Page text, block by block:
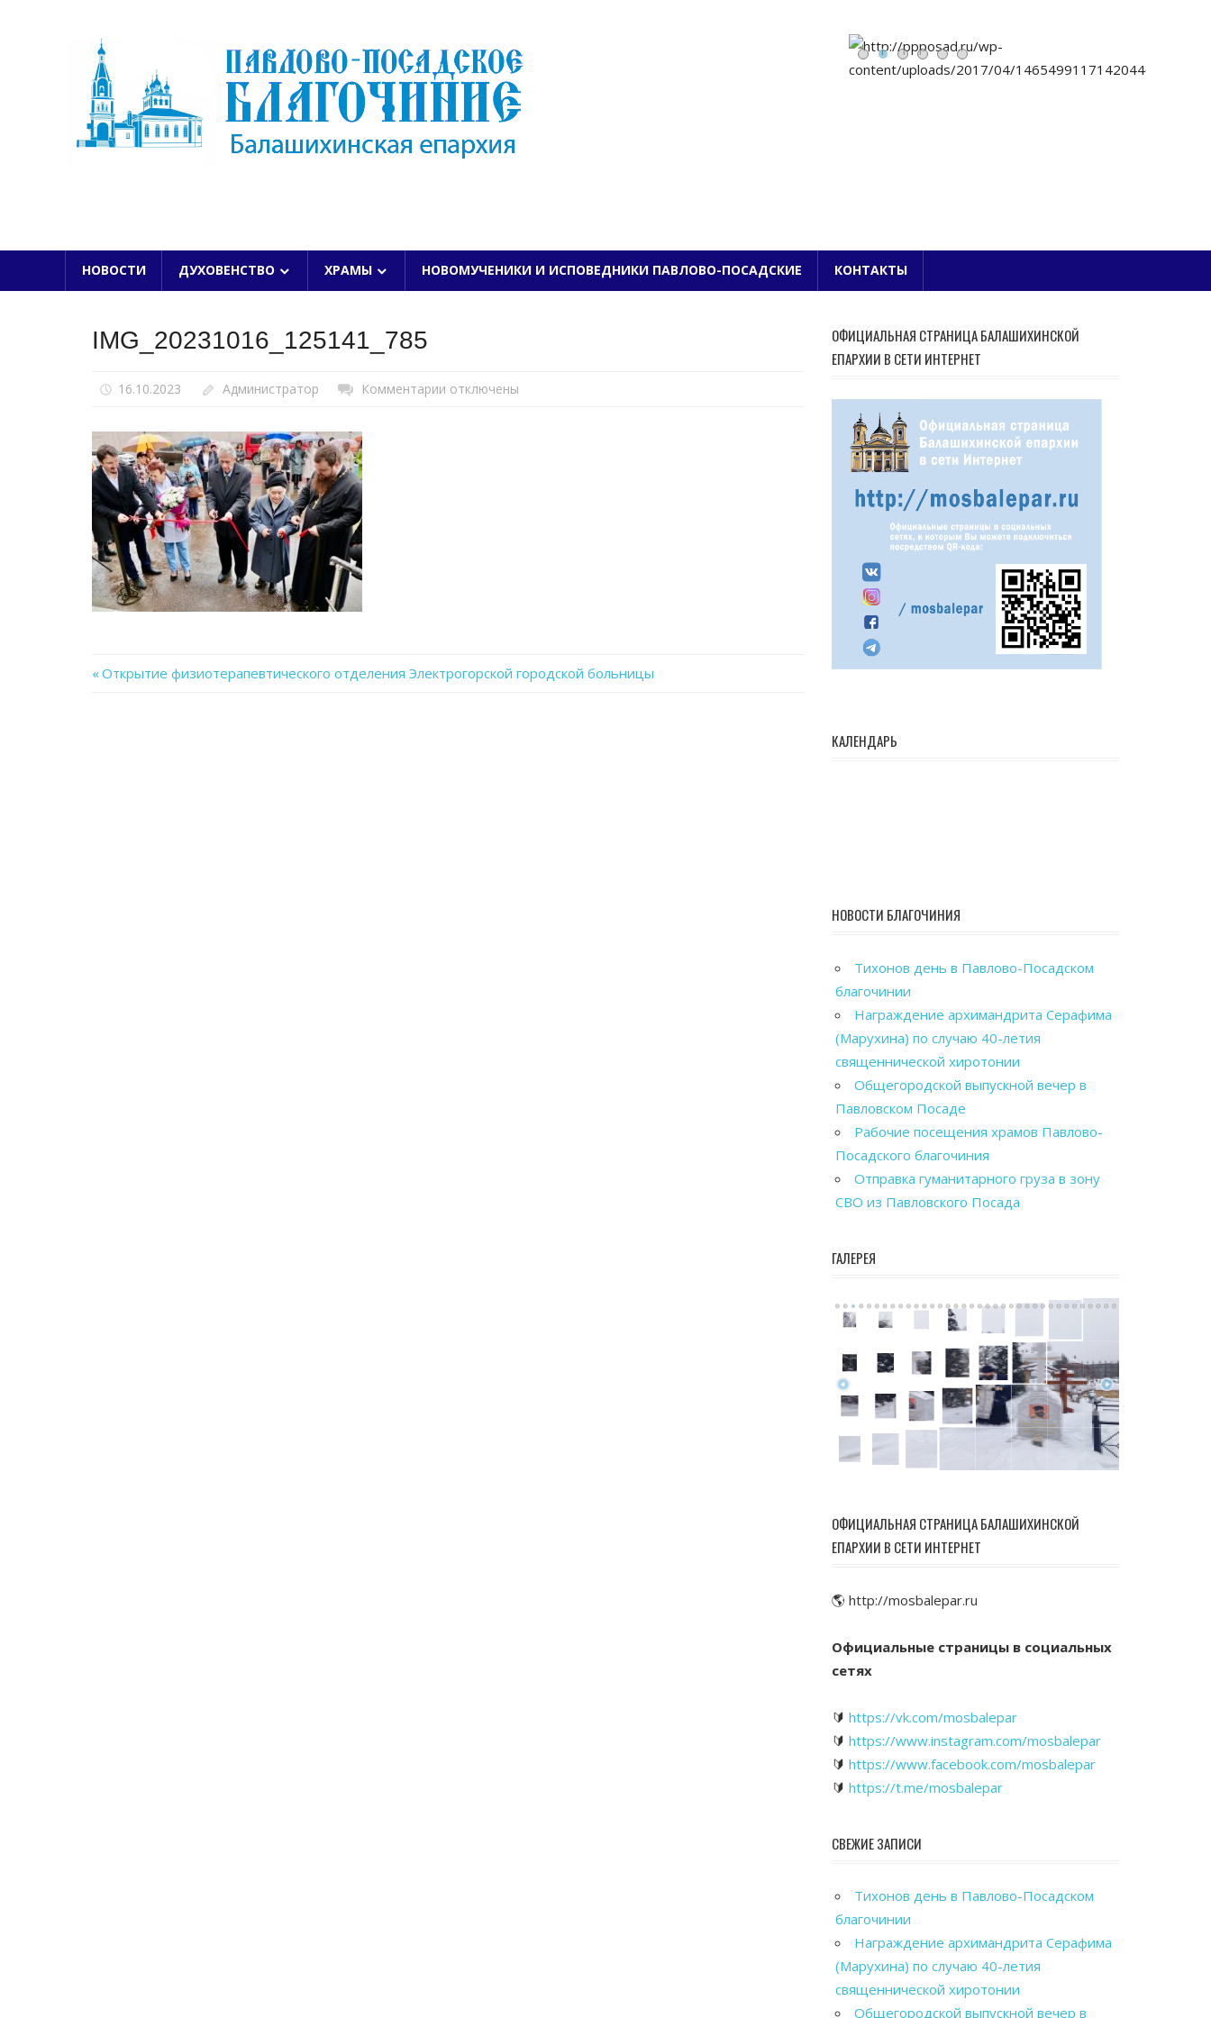
ПАВЛОВО-ПОСАДСКОЕ БЛАГОЧИНИЕ
НОВОСТИ ДУХОВЕНСТВО ХРАМЫ НОВОМУЧЕНИКИ И ИСПОВЕДНИКИ ПАВЛОВО-ПОСАДСКИЕ КОНТАКТЫ
IMG_20231016_125141_785
16.10.2023 Администратор Комментарии котключены
Previous
Открытие физиотерапевтического отделения Электрогорской городской больницы
ОФИЦИАЛЬНАЯ СТРАНИЦА БАЛАШИХИНСКОЙ
ЕПАРХИИ В СЕТИ ИНТЕРНЕТ
КАЛЕНДАРЬ
НОВОСТИ БЛАГОЧИНИЯ
Тихонов день в Павлово-Посадском
благочинии
Награждение архимандрита Серафима
(Марухина) по случаю 40-летия
священнической хиротонии
Общегородской выпускной вечер в
Павловском Посаде
Рабочие посещения храмов Павлово-
Посадского благочиния
Отправка гуманитарного груза в зону
СВО из Павловского Посада
ГАЛЕРЕЯ
ОФИЦИАЛЬНАЯ СТРАНИЦА БАЛАШИХИНСКОЙ
ЕПАРХИИ В СЕТИ ИНТЕРНЕТ
🌎 http://mosbalepar.ru
Официальные страницы в социальных
сетях
🔰 https://vk.com/mosbalepar
🔰 https://www.instagram.com/mosbalepar
🔰 https://www.facebook.com/mosbalepar
🔰 https://t.me/mosbalepar
СВЕЖИЕ ЗАПИСИ
Тихонов день в Павлово-Посадском
благочинии
Награждение архимандрита Серафима
(Марухина) по случаю 40-летия
священнической хиротонии
Общегородской выпускной вечер в